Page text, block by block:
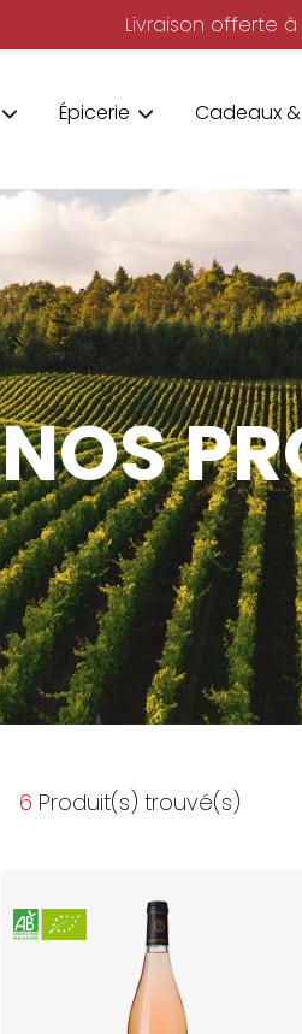
Livraison offerte
Épicerie Cadeaux
NOS
6 Produit(s) trouvé(s)